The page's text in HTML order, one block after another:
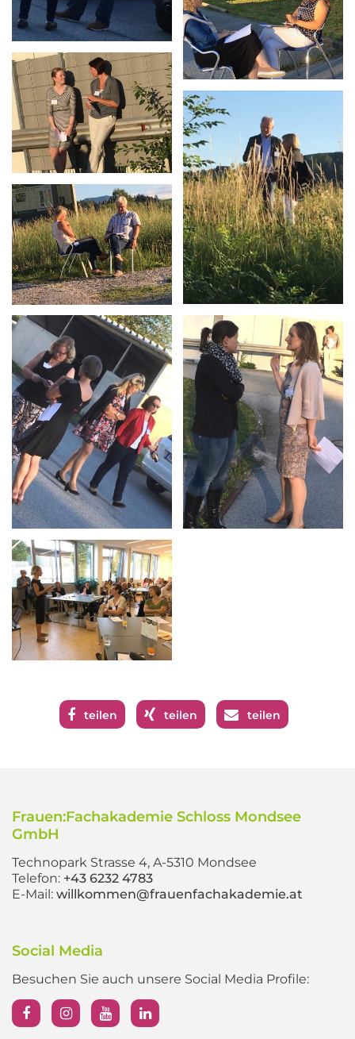
teilen teilen teilen
Frauen:Fachakademie Schloss Mondsee
GmbH
Technopark Strasse 4, A-5310 Mondsee
Telefon: +43 6232 4783
E-Mail: willkommen@frauenfachakademie.at
Social Media
Besuchen Sie auch unsere Social Media Profile: